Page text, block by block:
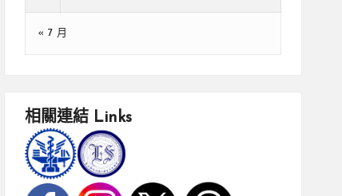
« 7 月
相關連結Links